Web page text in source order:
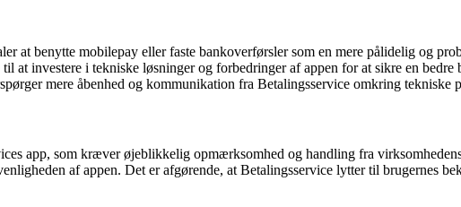
at benytte mobilepay eller faste bankoverførsler som en mere pålidelig og
at investere i tekniske løsninger og forbedringer af appen for at sikre en bedre
mere åbenhed og kommunikation fra Betalingsservice omkring tekniske
app, som kræver øjeblikkelig opmærksomhed og handling fra
af appen. Det er afgørende, at Betalingsservice lytter til brugernes